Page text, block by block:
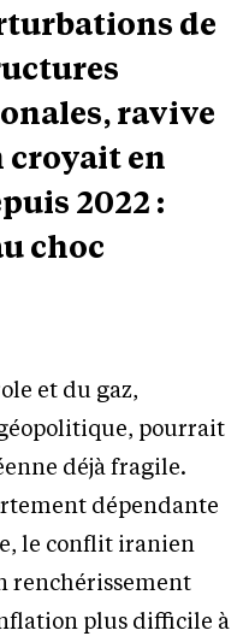
de
ravive
croyait en
2022 :
choc
et du gaz,
pourrait
déjà fragile.
dépendante
le conflit iranien
renchérissement
plus difficile à